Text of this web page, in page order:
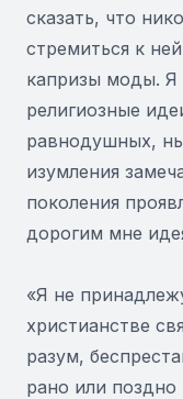
сказать, что
стремиться к
капризы моды. Я
религиозные
равнодушных,
изумления
поколения
дорогим мне
«Я не
христианстве
разум,
рано или поздно